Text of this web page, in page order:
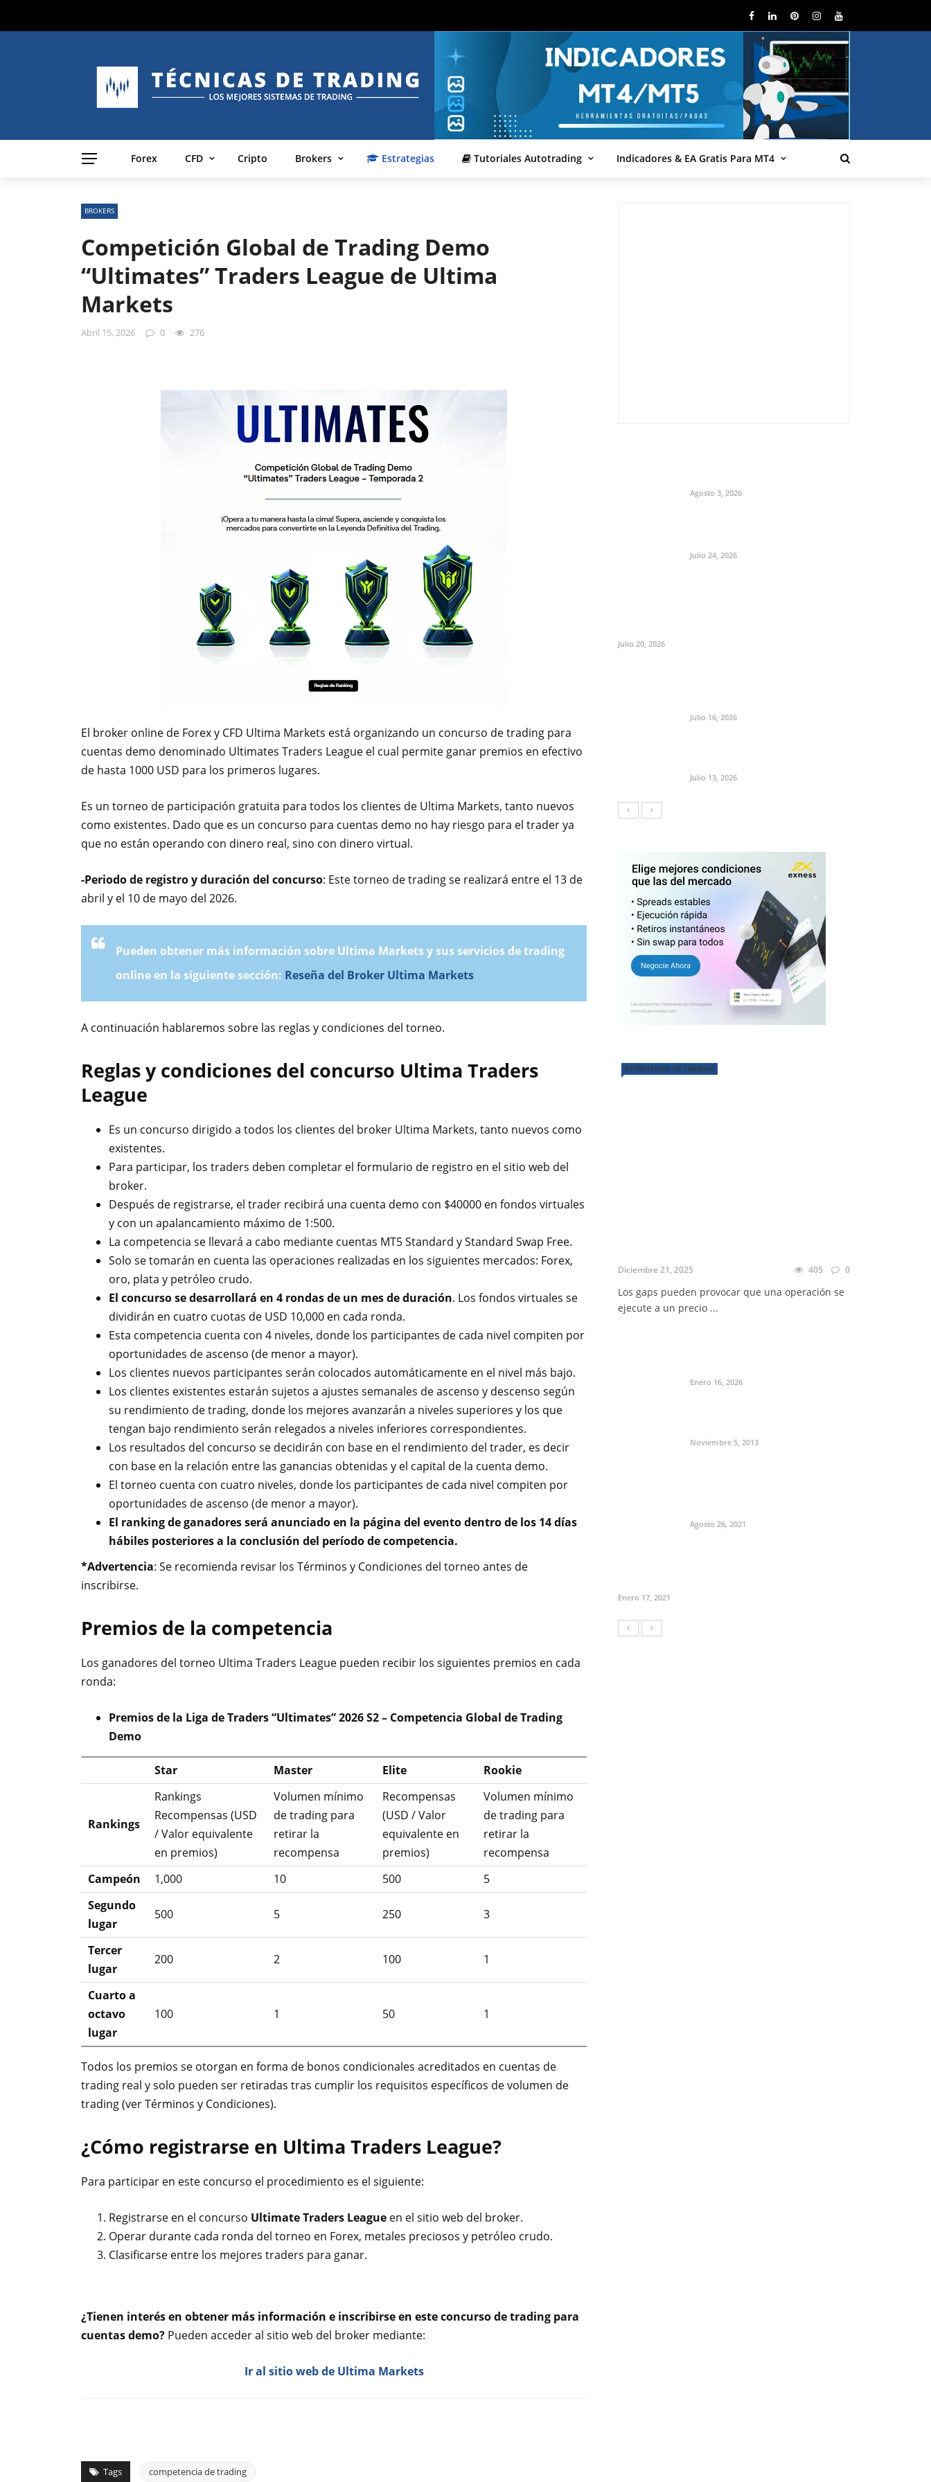
Forex CFD Cripto Brokers Estrategias Tutoriales Autotrading Indicadores & EA Gratis Para MT4
BROKERS
Competición Global de Trading Demo
“Ultimates” Traders League de Ultima
Markets
Abril 15, 2026 0 276
El broker online de Forex y CFD Ultima Markets está organizando un concurso de trading para
cuentas demo denominado Ultimates Traders League el cual permite ganar premios en efectivo
de hasta 1000 USD para los primeros lugares.
Es un torneo de participación gratuita para todos los clientes de Ultima Markets, tanto nuevos
como existentes. Dado que es un concurso para cuentas demo no hay riesgo para el trader ya
que no están operando con dinero real, sino con dinero virtual.
-Periodo de registro y duración del concurso: Este torneo de trading se realizará entre el 13 de
abril y el 10 de mayo del 2026.
Pueden obtener más información sobre Ultima Markets y sus servicios de trading
online en la siguiente sección: Reseña del Broker Ultima Markets
A continuación hablaremos sobre las reglas y condiciones del torneo.
Reglas y condiciones del concurso Ultima Traders
League
Es un concurso dirigido a todos los clientes del broker Ultima Markets, tanto nuevos como
existentes.
Para participar, los traders deben completar el formulario de registro en el sitio web del
broker.
Después de registrarse, el trader recibirá una cuenta demo con $40000 en fondos virtuales
y con un apalancamiento máximo de 1:500.
La competencia se llevará a cabo mediante cuentas MT5 Standard y Standard Swap Free.
Solo se tomarán en cuenta las operaciones realizadas en los siguientes mercados: Forex,
oro, plata y petróleo crudo.
El concurso se desarrollará en 4 rondas de un mes de duración. Los fondos virtuales se
dividirán en cuatro cuotas de USD 10,000 en cada ronda.
Esta competencia cuenta con 4 niveles, donde los participantes de cada nivel compiten por
oportunidades de ascenso (de menor a mayor).
Los clientes nuevos participantes serán colocados automáticamente en el nivel más bajo.
Los clientes existentes estarán sujetos a ajustes semanales de ascenso y descenso según
su rendimiento de trading, donde los mejores avanzarán a niveles superiores y los que
tengan bajo rendimiento serán relegados a niveles inferiores correspondientes.
Los resultados del concurso se decidirán con base en el rendimiento del trader, es decir
con base en la relación entre las ganancias obtenidas y el capital de la cuenta demo.
El torneo cuenta con cuatro niveles, donde los participantes de cada nivel compiten por
oportunidades de ascenso (de menor a mayor).
El ranking de ganadores será anunciado en la página del evento dentro de los 14 días
hábiles posteriores a la conclusión del período de competencia.
*Advertencia: Se recomienda revisar los Términos y Condiciones del torneo antes de
inscribirse.
Premios de la competencia
Los ganadores del torneo Ultima Traders League pueden recibir los siguientes premios en cada
ronda:
Premios de la Liga de Traders “Ultimates” 2026 S2 – Competencia Global de Trading
Demo
Star Master Elite Rookie
Rankings
Rankings
Recompensas (USD
/ Valor equivalente
en premios)
Volumen mínimo
de trading para
retirar la
recompensa
Recompensas
(USD / Valor
equivalente en
premios)
Volumen mínimo
de trading para
retirar la
recompensa
Campeón
1,000 10 500
5
Segundo
lugar
500 5 250 3
Tercer
lugar
200 2 100 1
Cuarto a
octavo
lugar
100 1 50 1
Todos los premios se otorgan en forma de bonos condicionales acreditados en cuentas de
trading real y solo pueden ser retiradas tras cumplir los requisitos específicos de volumen de
trading (ver Términos y Condiciones).
¿Cómo registrarse en Ultima Traders League?
Para participar en este concurso el procedimiento es el siguiente:
Registrarse en el concurso Ultimate Traders League en el sitio web del broker.
Operar durante cada ronda del torneo en Forex, metales preciosos y petróleo crudo.
Clasificarse entre los mejores traders para ganar.
¿Tienen interés en obtener más información e inscribirse en este concurso de trading para
cuentas demo? Pueden acceder al sitio web del broker mediante:
Ir al sitio web de Ultima Markets
Tags competencia de trading
Agosto 3, 2026
Julio 24, 2026
Julio 20, 2026
Julio 16, 2026
Julio 13, 2026
ESTRATEGIAS DE TRADING
Diciembre 21, 2025 405 0
Los gaps pueden provocar que una operación se
ejecute a un precio ...
Enero 16, 2026
Noviembre 5, 2013
Agosto 26, 2021
Enero 17, 2021